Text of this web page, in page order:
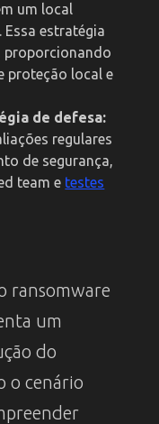
um local
estratégia
proporcionando
proteção local e
de defesa:
regulares
de segurança,
team e testes
ransomware
um
do
o cenário